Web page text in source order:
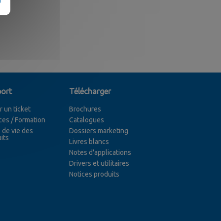
un ticket
/ Formation
de vie des
Télécharger
Brochures
Catalogues
Dossiers marketing
Livres blancs
Notes d'applications
Drivers et utilitaires
Notices produits